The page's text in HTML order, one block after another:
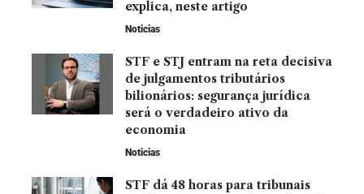
explica, neste artigo
Noticias
STF e STJ entram na reta decisiva
de julgamentos tributários
bilionários: segurança jurídica
será o verdadeiro ativo da
economia
Noticias
STF dá 48 horas para tribunais